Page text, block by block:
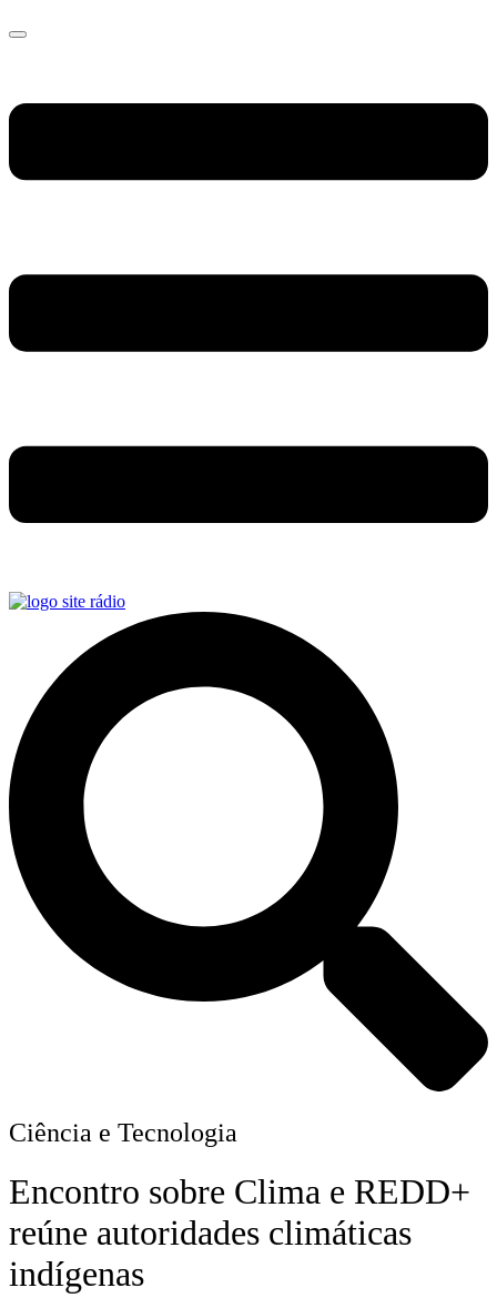
Ciência e Tecnologia
Encontro sobre Clima e REDD+
reúne autoridades climáticas
indígenas